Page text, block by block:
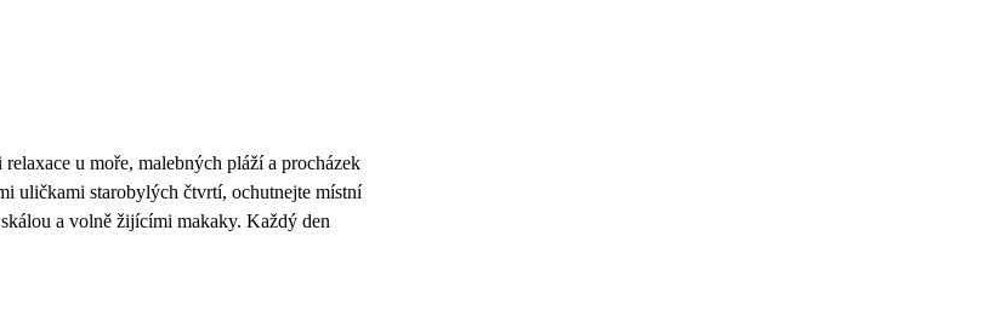
u moře, malebných pláží a procházek
uličkami starobylých čtvrtí, ochutnejte místní
a volně žijícími makaky. Každý den